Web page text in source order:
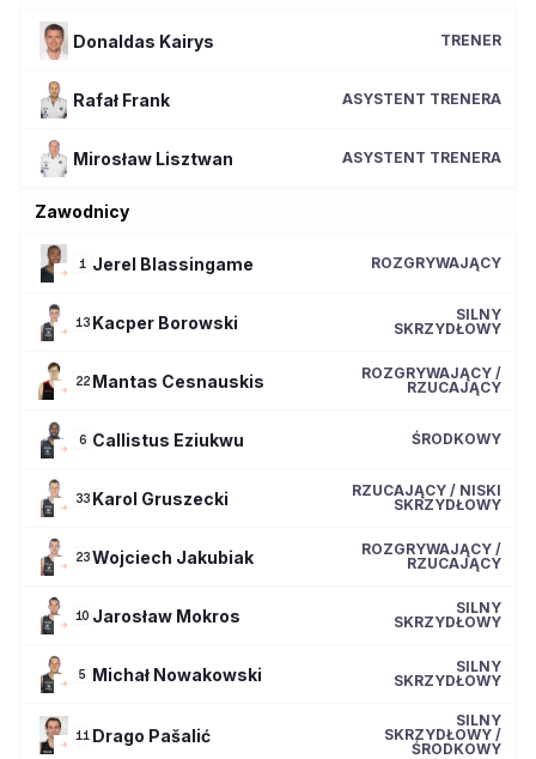
Donaldas Kairys TRENER
Rafał Frank ASYSTENT TRENERA
Mirosław Lisztwan ASYSTENT TRENERA
Zawodnicy
1 Jerel Blassingame ROZGRYWAJĄCY
13 Kacper Borowski
SILNY
SKRZYDŁOWY
22 Mantas Cesnauskis
ROZGRYWAJĄCY /
RZUCAJĄCY
6 Callistus Eziukwu ŚRODKOWY
33 Karol Gruszecki
RZUCAJĄCY / NISKI
SKRZYDŁOWY
23 Wojciech Jakubiak
ROZGRYWAJĄCY /
RZUCAJĄCY
10 Jarosław Mokros
SILNY
SKRZYDŁOWY
5 Michał Nowakowski
SILNY
SKRZYDŁOWY
11 Drago Pašalić
SILNY
SKRZYDŁOWY /
ŚRODKOWY